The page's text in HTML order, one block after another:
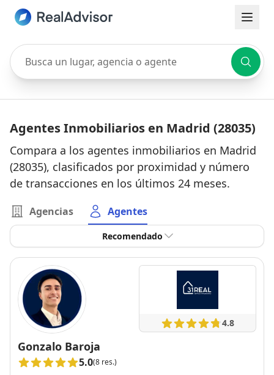
Busca un lugar, agencia o agente
Agentes Inmobiliarios en Madrid (28035)
Compara a los agentes inmobiliarios en Madrid
(28035), clasificados por proximidad y número
de transacciones en los últimos 24 meses.
Agencias Agentes
Recomendado
4.8
Gonzalo Baroja
5.0(8 res.)